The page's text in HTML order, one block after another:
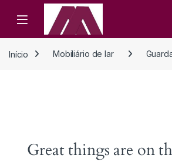
Open
Início Mobiliário de lar
Great things are on